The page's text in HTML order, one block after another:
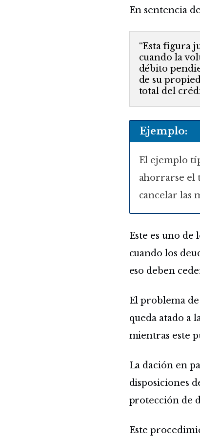
En sentencia
“Esta figura
cuando la
débito
de su
total del
Ejemplo:
El ejemplo
ahorrarse el
cancelar las
Este es uno de
cuando los
eso deben
El problema
queda atado a
mientras este
La dación en
disposiciones
protección de
Este